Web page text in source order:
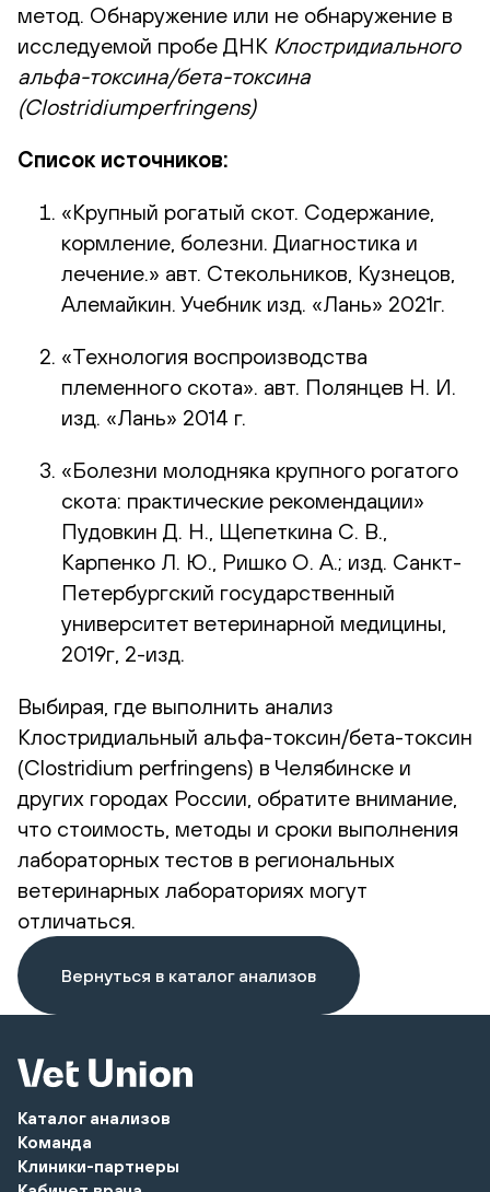
метод. Обнаружение или не обнаружение в
исследуемой пробе ДНК Клостридиального
альфа-токсина/бета-токсина
(Clostridiumperfringens)
Список источников:
«Крупный рогатый скот. Содержание,
кормление, болезни. Диагностика и
лечение.» авт. Стекольников, Кузнецов,
Алемайкин. Учебник изд. «Лань» 2021г.
«Технология воспроизводства
племенного скота». авт. Полянцев Н. И.
изд. «Лань» 2014 г.
«Болезни молодняка крупного рогатого
скота: практические рекомендации»
Пудовкин Д. Н., Щепеткина С. В.,
Карпенко Л. Ю., Ришко О. А.; изд. Санкт-
Петербургский государственный
университет ветеринарной медицины,
2019г, 2-изд.
Выбирая, где выполнить анализ
Клостридиальный альфа-токсин/бета-токсин
(Clostridium perfringens) в Челябинске и
других городах России, обратите внимание,
что стоимость, методы и сроки выполнения
лабораторных тестов в региональных
ветеринарных лабораториях могут
отличаться.
Вернуться в каталог анализов
Каталог анализов
Команда
Клиники-партнеры